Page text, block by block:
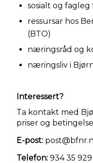
sosialt og fagleg
ressursar hos
(BTO)
næringsråd og
næringsliv i
Interessert?
Ta kontakt med
priser og
E-post:
Telefon:934 35 929